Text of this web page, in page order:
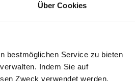
Über Cookies
bestmöglichen Service zu bieten
Indem Sie auf
Zweck verwendet werden.